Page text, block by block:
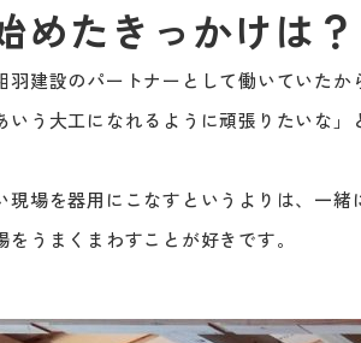
めたきっかけは？
羽建設のパートナーとして働いていた
いう大工になれるように頑張りたいな
現場を器用にこなすというよりは、一
うまくまわすことが好きです。